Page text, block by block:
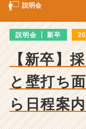
説明会
説明会 新卒
【新卒】
と壁打ち
ら日程案